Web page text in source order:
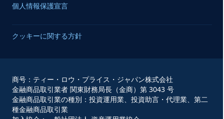
個人情報保護宣言
クッキーに関する方針
商号：ティー・ロウ・プライス・ジャパン株式会社
金融商品取引業者 関東財務局長（金商）第 3043 号
金融商品取引業の種別：投資運用業、投資助言・代理業、第二
種金融商品取引業